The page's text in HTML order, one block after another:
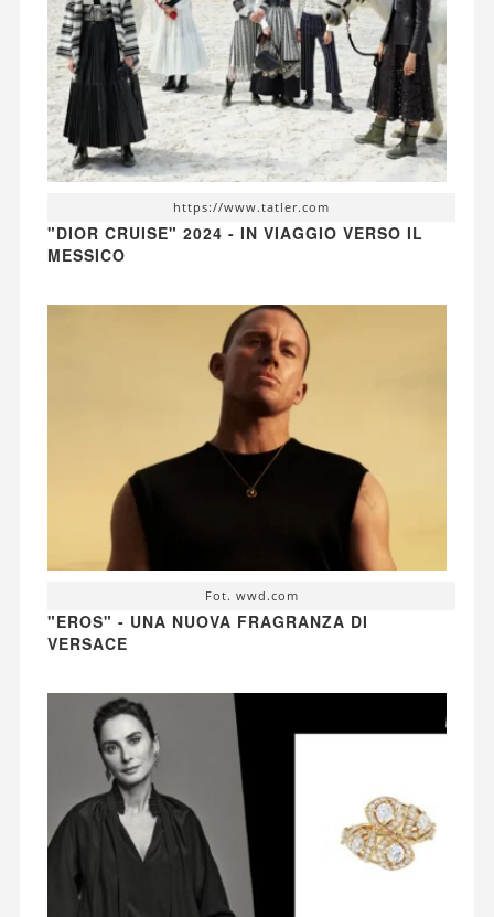
https://www.tatler.com
"DIOR CRUISE" 2024 - IN VIAGGIO VERSO IL
MESSICO
Fot. wwd.com
"EROS" - UNA NUOVA FRAGRANZA DI
VERSACE